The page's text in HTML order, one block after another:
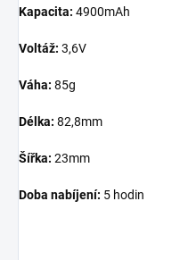
Kapacita: 4900mAh
Voltáž: 3,6V
Váha: 85g
Délka: 82,8mm
Šířka: 23mm
Doba nabíjení: 5 hodin